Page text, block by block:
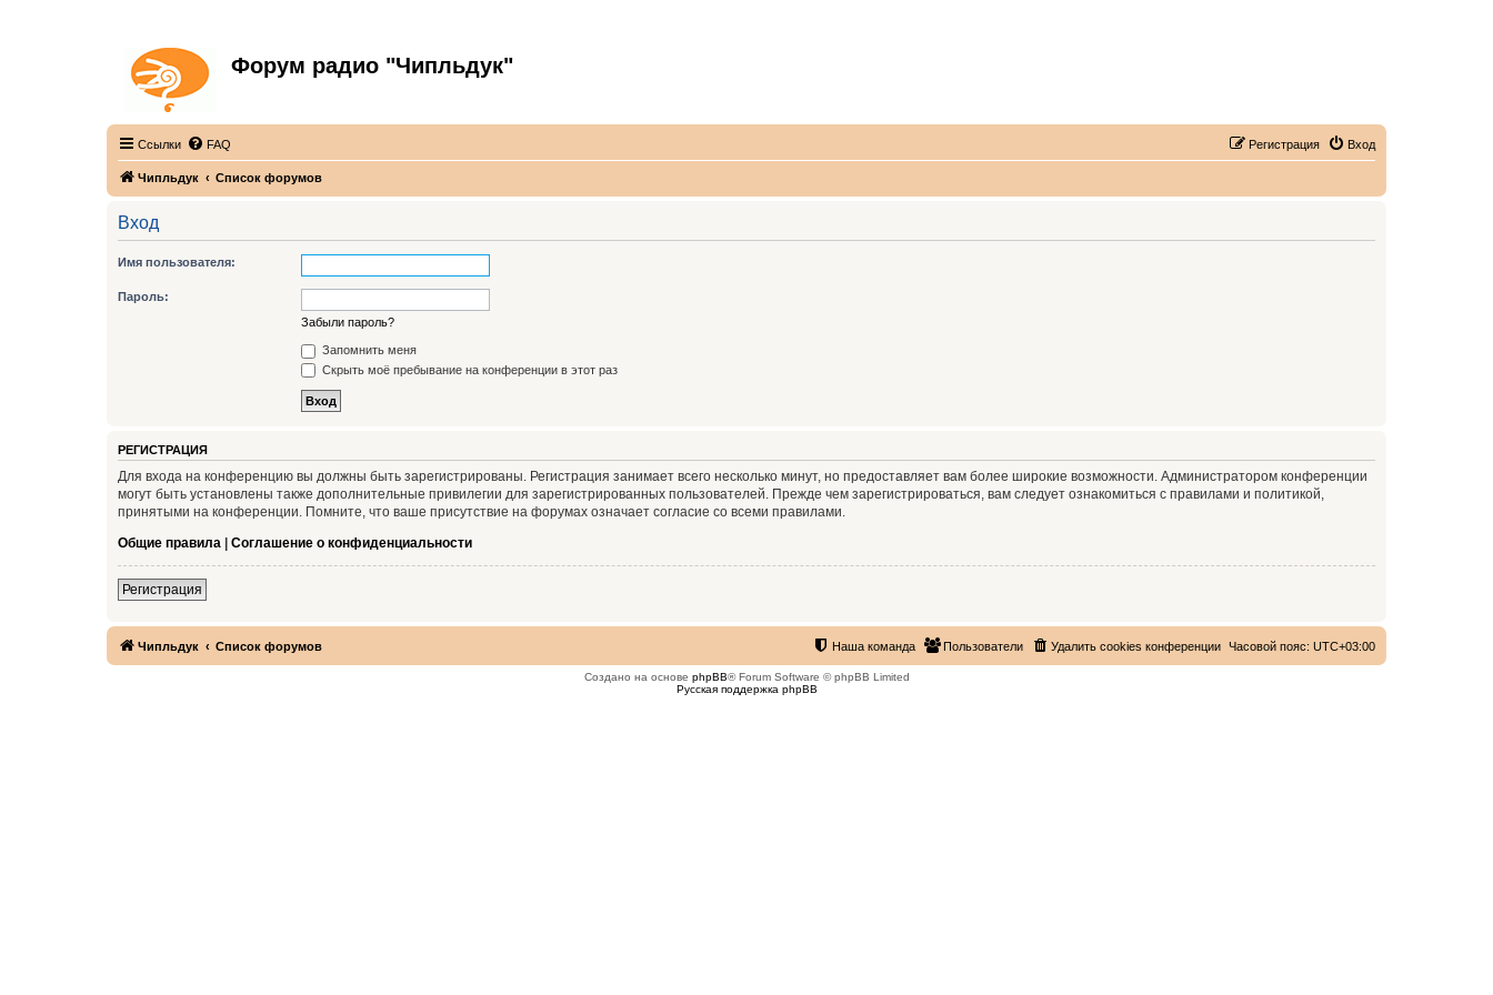
Форум радио "Чипльдук"
Ссылки FAQ Вход
Регистрация
Чипльдук Список форумов
Вход
Имя пользователя:
Пароль:
Забыли пароль?
Запомнить меня
Скрыть моё пребывание на конференции в этот раз
РЕГИСТРАЦИЯ
Для входа на конференцию вы должны быть зарегистрированы. Регистрация занимает всего несколько минут, но предоставляет вам более широкие возможности. Администратором конференции
могут быть установлены также дополнительные привилегии для зарегистрированных пользователей. Прежде чем зарегистрироваться, вам следует ознакомиться с правилами и политикой,
принятыми на конференции. Помните, что ваше присутствие на форумах означает согласие со всеми правилами.
Общие правила | Соглашение о конфиденциальности
Регистрация
Чипльдук Список форумов Часовой пояс: UTC+03:00
Удалить cookies конференции
Пользователи
Наша команда
Создано на основе phpBB® Forum Software © phpBB Limited
Русская поддержка phpBB